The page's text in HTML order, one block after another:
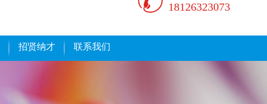
18126323073
招贤纳才 联系我们